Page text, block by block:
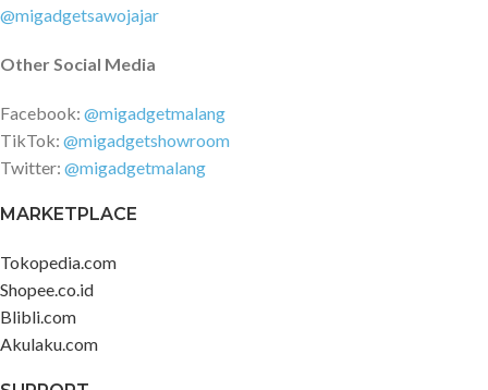
@migadgetsawojajar
Other Social Media
Facebook: @migadgetmalang
TikTok: @migadgetshowroom
Twitter: @migadgetmalang
MARKETPLACE
Tokopedia.com
Shopee.co.id
Blibli.com
Akulaku.com